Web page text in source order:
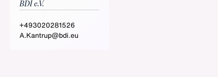
BDI e.V.
+493020281526
A.Kantrup@bdi.eu